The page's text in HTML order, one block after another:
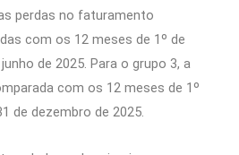
perdas no faturamento
com os 12 meses de 1º de
de 2025. Para o grupo 3, a
com os 12 meses de 1º
de dezembro de 2025.